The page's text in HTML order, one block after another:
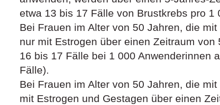
etwa 13 bis 17 Fälle von Brustkrebs pro 1
Bei Frauen im Alter von 50 Jahren, die
nur mit Estrogen über einen Zeitraum
16 bis 17 Fälle bei 1 000 Anwenderinnen
Fälle).
Bei Frauen im Alter von 50 Jahren, die
mit Estrogen und Gestagen über einen